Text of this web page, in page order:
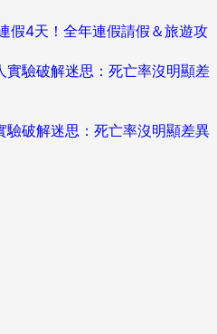
假4天！全年連假請假＆旅遊攻
破解迷思：死亡率沒明顯差異